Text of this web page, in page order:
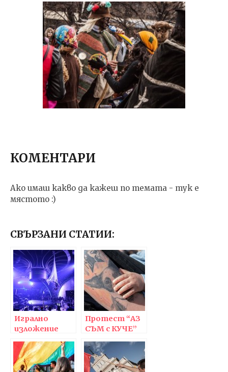
КОМЕНТАРИ
Ако имаш какво да кажеш по темата - тук е
мястото :)
СВЪРЗАНИ СТАТИИ:
Игрално
изложение
парти
Протест “АЗ
СЪМ с КУЧЕ”